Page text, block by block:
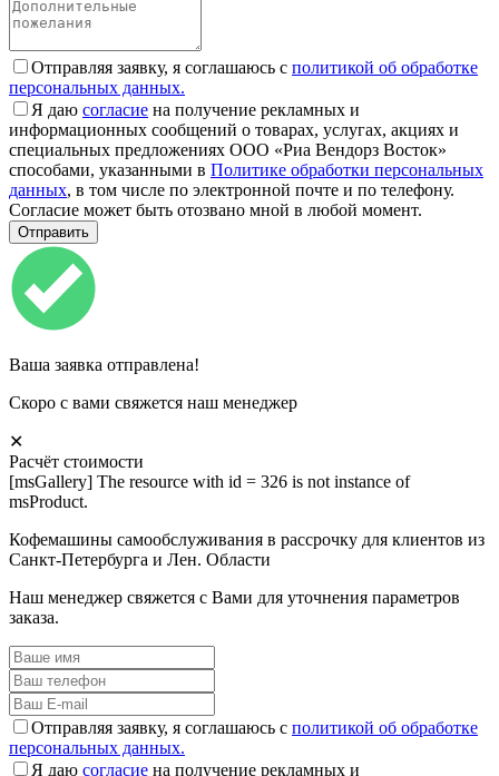
Отправляя заявку, я соглашаюсь с политикой об обработке
персональных данных.
Я даю согласие на получение рекламных и
информационных сообщений о товарах, услугах, акциях и
специальных предложениях ООО «Риа Вендорз Восток»
способами, указанными в Политике обработки персональных
данных, в том числе по электронной почте и по телефону.
Согласие может быть отозвано мной в любой момент.
Ваша заявка отправлена!
Скоро с вами свяжется наш менеджер
✕
Расчёт стоимости
[msGallery] The resource with id = 326 is not instance of
msProduct.
Кофемашины самообслуживания в рассрочку для клиентов из
Санкт-Петербурга и Лен. Области
Наш менеджер свяжется с Вами для уточнения параметров
заказа.
Отправляя заявку, я соглашаюсь с политикой об обработке
персональных данных.
Я даю согласие на получение рекламных и